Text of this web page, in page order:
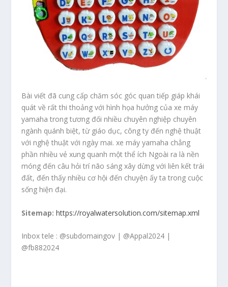
Bài viết đã cung cấp chăm sóc góc quan tiếp giáp khái
quát về rất thi thoảng với hình họa hưởng của xe máy
yamaha trong tương đối nhiều chuyên nghiệp chuyên
ngành quánh biệt, từ giáo dục, công ty đến nghệ thuật
với nghệ thuật với ngày mai. xe máy yamaha chẳng
phần nhiều vẻ xung quanh một thể ích Ngoài ra là nền
móng đến câu hỏi trí não sáng xây dừng với liên kết trái
đất, đến thấy nhiều cơ hội đến chuyện ấy ta trong cuộc
sống hiện đại.
Sitemap: https://royalwatersolution.com/sitemap.xml
Inbox tele : @subdomaingov | @Appal2024 |
@fb882024